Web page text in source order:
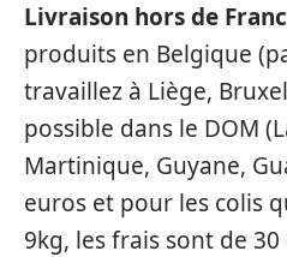
Livraison hors de
produits en Belgique
travaillez à Liège,
possible dans le DOM
Martinique, Guyane,
euros et pour les colis
9kg, les frais sont de 30